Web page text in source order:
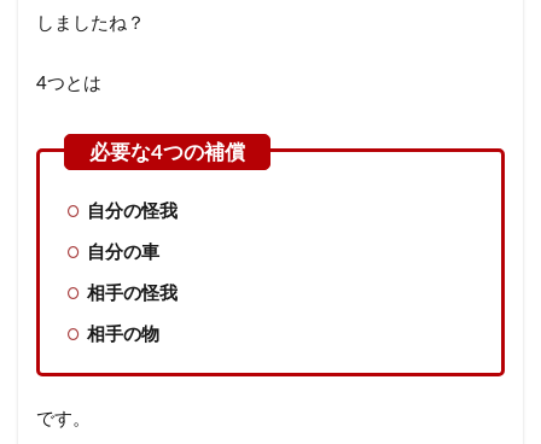
しましたね？
4つとは
自分の怪我
自分の車
相手の怪我
相手の物
です。